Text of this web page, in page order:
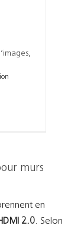
murs
en
2.0. Selon